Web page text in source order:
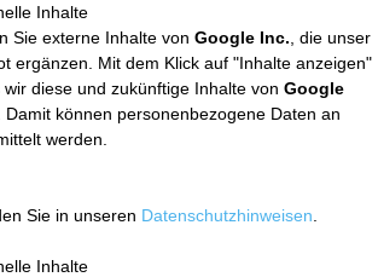
Inhalte
Sie externe Inhalte von Google Inc. , die unser
ergänzen. Mit dem Klick auf "Inhalte anzeigen"
diese und zukünftige Inhalte von Google
können personenbezogene Daten an
werden.
Sie in unseren Datenschutzhinweisen
Inhalte